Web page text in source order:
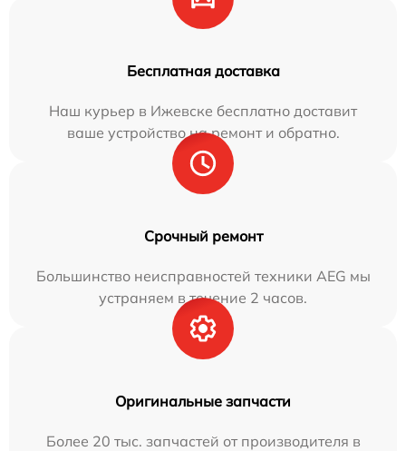
Бесплатная доставка
Наш курьер в Ижевске бесплатно доставит
ваше устройство на ремонт и обратно.
Срочный ремонт
Большинство неисправностей техники AEG мы
устраняем в течение 2 часов.
Оригинальные запчасти
Более 20 тыс. запчастей от производителя в